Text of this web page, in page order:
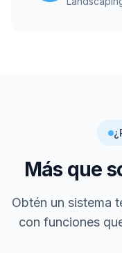
Más que
Obtén un sistema
con funciones